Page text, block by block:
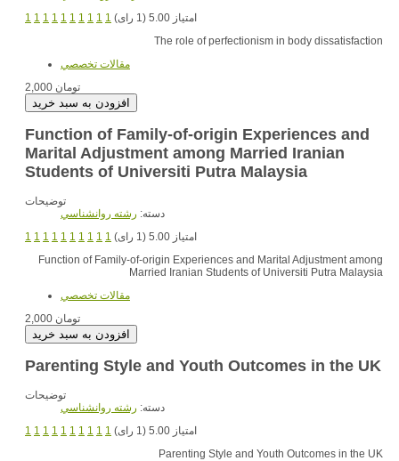
1 1 1 1 1 1 1 1 1 1
امتیاز 5.00 (1 رای)
The role of perfectionism in body dissatisfaction
مقالات تخصصي
2,000 تومان
Function of Family-of-origin Experiences and
Marital Adjustment among Married Iranian
Students of Universiti Putra Malaysia
توضیحات
دسته: رشته روانشناسي
1 1 1 1 1 1 1 1 1 1
امتیاز 5.00 (1 رای)
Function of Family-of-origin Experiences and Marital Adjustment among
Married Iranian Students of Universiti Putra Malaysia
مقالات تخصصي
2,000 تومان
Parenting Style and Youth Outcomes in the UK
توضیحات
دسته: رشته روانشناسي
1 1 1 1 1 1 1 1 1 1
امتیاز 5.00 (1 رای)
Parenting Style and Youth Outcomes in the UK